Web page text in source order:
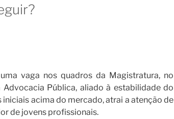
vaga nos quadros da Magistratura, no
Pública, aliado à estabilidade do
acima do mercado, atrai a atenção de
de jovens profissionais.